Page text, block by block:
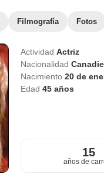
Filmografía Fotos
Actividad Actriz
Nacionalidad
Nacimiento 20 de
Edad 45años
15
años de